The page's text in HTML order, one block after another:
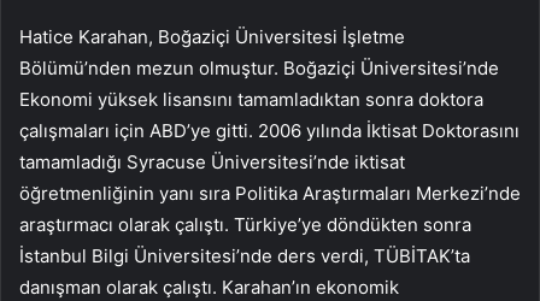
Hatice Karahan, Boğaziçi Üniversitesi İşletme
Bölümü’nden mezun olmuştur. Boğaziçi Üniversitesi’nde
Ekonomi yüksek lisansını tamamladıktan sonra doktora
çalışmaları için ABD’ye gitti. 2006 yılında İktisat Doktorasını
tamamladığı Syracuse Üniversitesi’nde iktisat
öğretmenliğinin yanı sıra Politika Araştırmaları Merkezi’nde
araştırmacı olarak çalıştı. Türkiye’ye döndükten sonra
İstanbul Bilgi Üniversitesi’nde ders verdi, TÜBİTAK’ta
danışman olarak çalıştı. Karahan’ın ekonomik